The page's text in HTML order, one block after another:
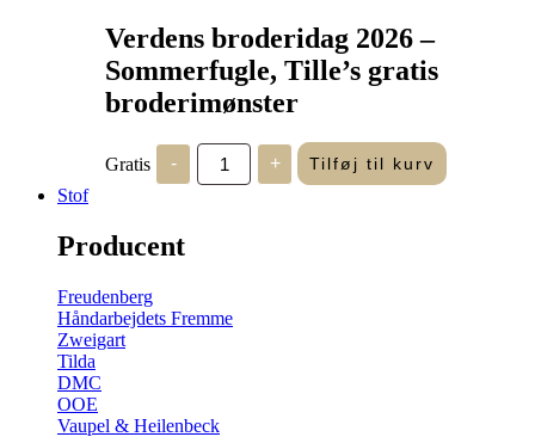
Verdens broderidag 2026 –
Sommerfugle, Tille’s gratis
broderimønster
Gratis -
Verdens
broderidag
2026
+ Tilføj til kurv
Stof
Producent
Freudenberg
Håndarbejdets Fremme
Zweigart
Tilda
DMC
OOE
Vaupel & Heilenbeck